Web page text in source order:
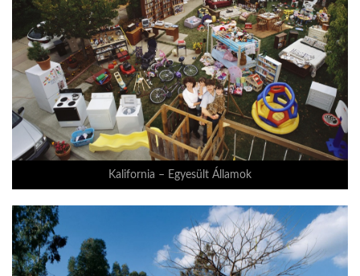
LATIMO.HU
GLOBOBOOK
Kalifornia – Egyesült Államok